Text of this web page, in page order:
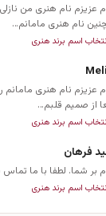
عزیزم نام هنری من
نام هنری مامانم…
اسم برند هنری
عزیزم نام هنری
از صمیم قلبم…
اسم برند هنری
فرهان
بر شما. لطفا با ما تماس
اسم برند هنری